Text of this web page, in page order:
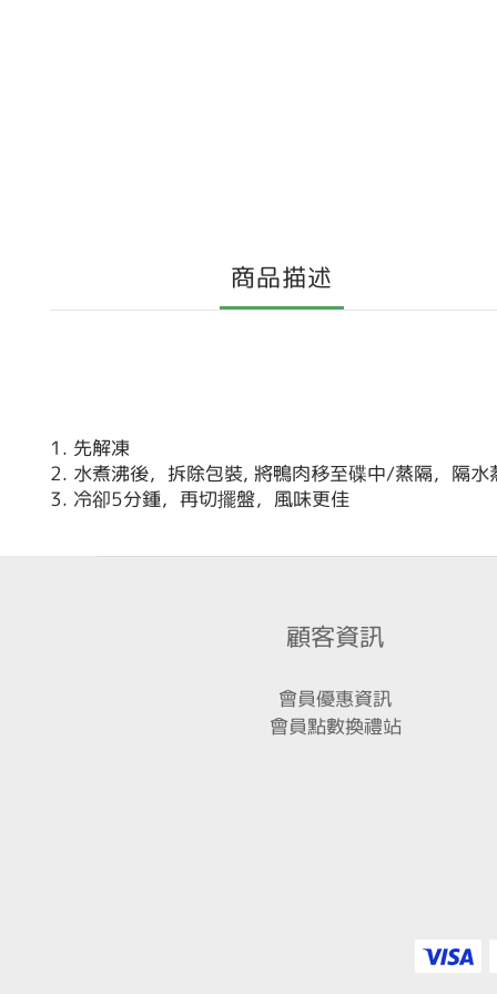
商品描述
1. 先解凍
2. 水煮沸後，拆除包裝, 將鴨肉移至碟中/蒸隔，隔
3. 冷卻5分鍾，再切擺盤，風味更佳
顧客資訊
會員優惠資訊
會員點數換禮站